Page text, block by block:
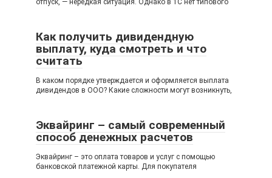
отпуск, — нередкая ситуация. Однако в 1С нет типового
Как получить дивидендную
выплату, куда смотреть и что
считать
В каком порядке утверждается и оформляется выплата
дивидендов в ООО? Какие сложности могут возникнуть,
Эквайринг – самый современный
способ денежных расчетов
Эквайринг – это оплата товаров и услуг с помощью
банковской платежной карты. Для покупателя